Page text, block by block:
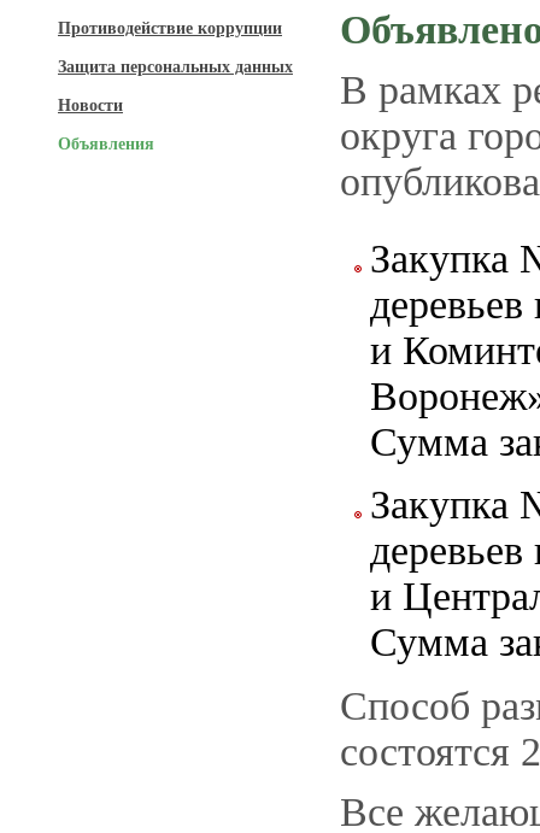
Противодействие коррупции
Защита персональных данных
Новости
Объявления
В рамках
округа
Закупка
и
Сумма
Закупка
и
Сумма
Способ
состоятся
Все